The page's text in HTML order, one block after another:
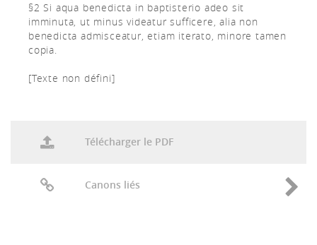
§2 Si aqua benedicta in baptisterio adeo sit
imminuta, ut minus videatur sufficere, alia non
benedicta admisceatur, etiam iterato, minore tamen
copia.
[Texte non défini]
Télécharger le PDF
Canons liés